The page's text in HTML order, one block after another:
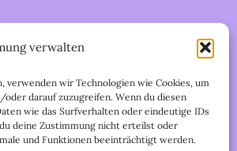
verwalten
verwenden wir Technologien wie Cookies, um
darauf zuzugreifen. Wenn du diesen
wie das Surfverhalten oder eindeutige IDs
deine Zustimmung nicht erteilst oder
und Funktionen beeinträchtigt werden.